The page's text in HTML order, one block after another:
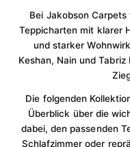
Bei Jakobson
Teppicharten mit klarer
und starker
Keshan, Nain und
Die folgenden
Überblick über die
dabei, den passenden
Schlafzimmer oder